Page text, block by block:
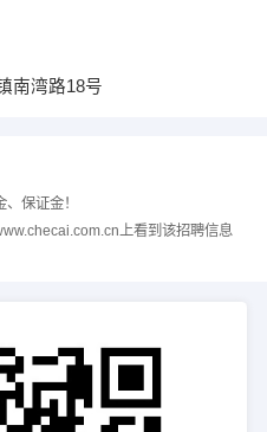
南湾路18号
保证金！
上看到该招聘信息